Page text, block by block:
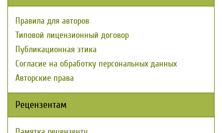
Правила для авторов
Типовой лицензионный договор
Публикационная этика
Согласие на обработку персональных данных
Авторские права
Рецензентам